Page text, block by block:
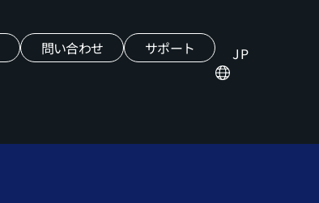
問い合わせ サポート JP